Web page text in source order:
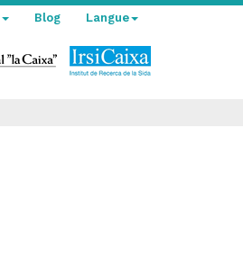
Langue
Blog